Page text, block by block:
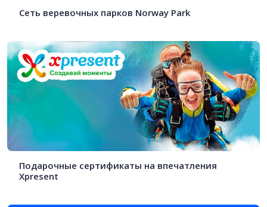
Сеть веревочных парков Norway Park
Подарочные сертификаты на впечатления
Xpresent